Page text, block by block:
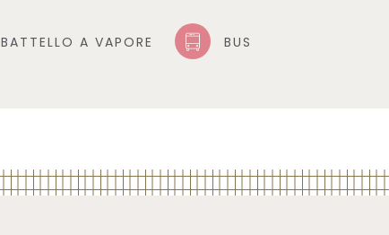
BATTELLO A VAPORE BUS